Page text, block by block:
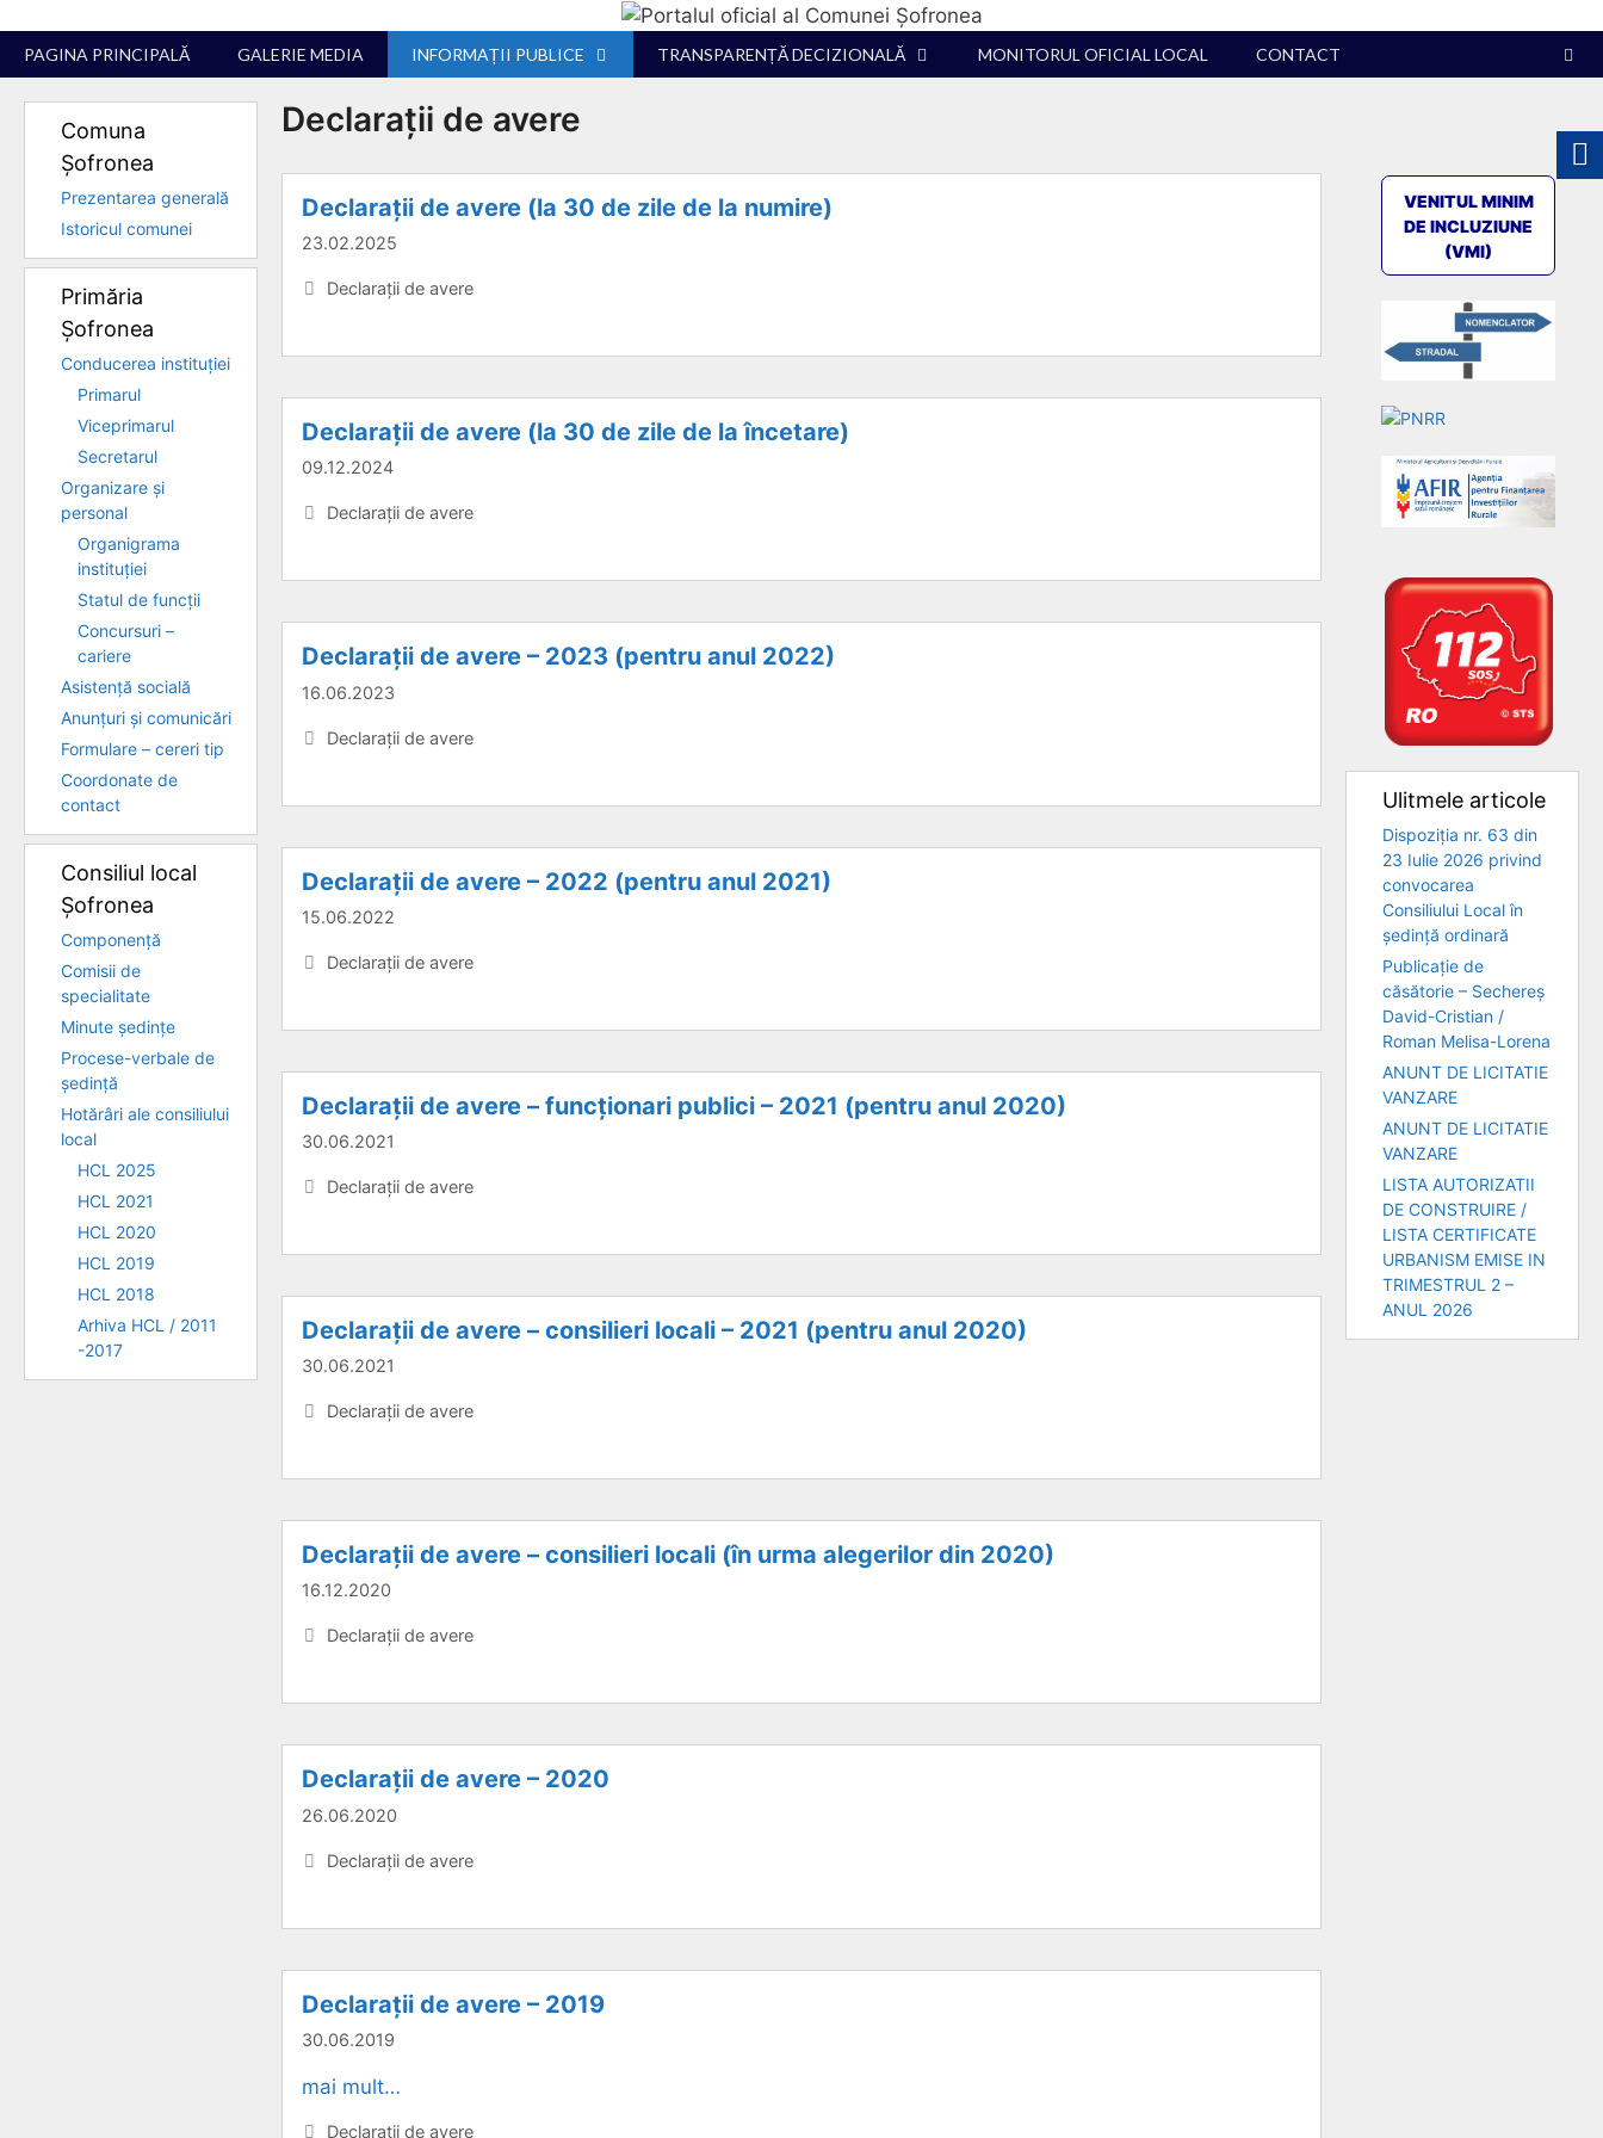
conținut
PAGINA PRINCIPALĂ GALERIE MEDIA INFORMAȚII PUBLICE TRANSPARENȚĂ DECIZIONALĂ MONITORUL OFICIAL LOCAL CONTACT
Declarații de avere
Declarații de avere (la 30 de zile de la numire)
23.02.2025
Categorii
Declarații de avere
Declarații de avere (la 30 de zile de la încetare)
09.12.2024
Categorii
Declarații de avere
Declarații de avere – 2023 (pentru anul 2022)
16.06.2023
Categorii
Declarații de avere
Declarații de avere – 2022 (pentru anul 2021)
15.06.2022
Categorii
Declarații de avere
Declarații de avere – funcționari publici – 2021 (pentru anul 2020)
30.06.2021
Categorii
Declarații de avere
Declarații de avere – consilieri locali – 2021 (pentru anul 2020)
30.06.2021
Categorii
Declarații de avere
Declarații de avere – consilieri locali (în urma alegerilor din 2020)
16.12.2020
Categorii
Declarații de avere
Declarații de avere – 2020
26.06.2020
Categorii
Declarații de avere
Declarații de avere – 2019
30.06.2019
mai mult…
Categorii
Declarații de avere
Comuna
Șofronea
Prezentarea generală
Istoricul comunei
Primăria
Șofronea
Conducerea instituției
Primarul
Viceprimarul
Secretarul
Organizare și
personal
Organigrama
instituției
Statul de funcții
Concursuri –
cariere
Asistență socială
Anunțuri și comunicări
Formulare – cereri tip
Coordonate de
contact
Consiliul local
Șofronea
Componență
Comisii de
specialitate
Minute ședințe
Procese-verbale de
ședință
Hotărâri ale consiliului
local
HCL 2025
HCL 2021
HCL 2020
HCL 2019
HCL 2018
Arhiva HCL / 2011
-2017
VENITUL MINIM
DE INCLUZIUNE
(VMI)
Ulitmele articole
Dispoziția nr. 63 din
23 Iulie 2026 privind
convocarea
Consiliului Local în
ședință ordinară
Publicație de
căsătorie – Sechereș
David-Cristian /
Roman Melisa-Lorena
ANUNT DE LICITATIE
VANZARE
ANUNT DE LICITATIE
VANZARE
LISTA AUTORIZATII
DE CONSTRUIRE /
LISTA CERTIFICATE
URBANISM EMISE IN
TRIMESTRUL 2 –
ANUL 2026